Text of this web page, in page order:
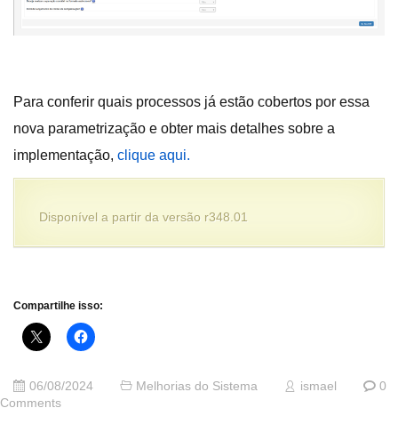
Para conferir quais processos já estão cobertos por essa
nova parametrização e obter mais detalhes sobre a
implementação, clique aqui.
Disponível a partir da versão r348.01
Compartilhe isso:
06/08/2024 Melhorias do Sistema ismael
0
Comments